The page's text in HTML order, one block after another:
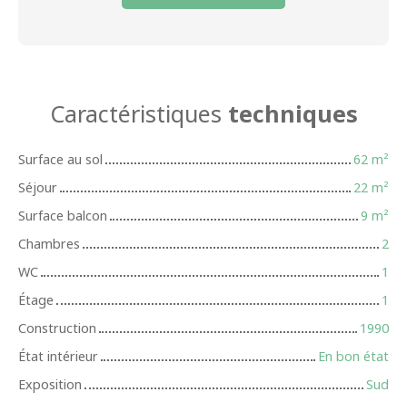
Caractéristiques techniques
Surface au sol 62 m²
Séjour
22 m²
Surface balcon
9 m²
Chambres
2
WC
1
Étage
1
Construction
1990
État intérieur
En bon état
Exposition
Sud